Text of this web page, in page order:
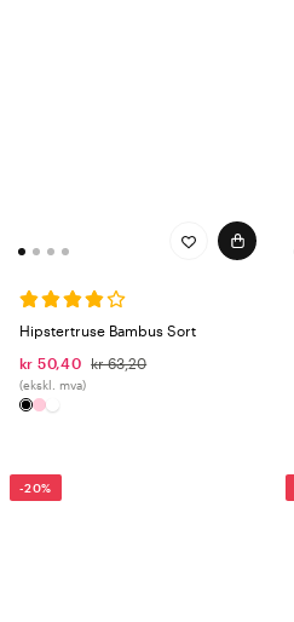
Hipstertruse Bambus Sort
kr 50,40 kr 63,20
(ekskl. mva)
-20%